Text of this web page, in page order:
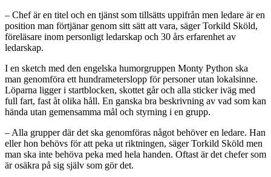
– Chef är en titel och en tjänst som tillsätts uppifrån men ledare är en
position man förtjänar genom sitt sätt att vara, säger Torkild Sköld,
föreläsare inom personligt ledarskap och 30 års erfarenhet av
ledarskap.
I en sketch med den engelska humorgruppen Monty Python ska
man genomföra ett hundrameterslopp för personer utan lokalsinne.
Löparna ligger i startblocken, skottet går och alla sticker iväg med
full fart, fast åt olika håll. En ganska bra beskrivning av vad som kan
hända utan gemensamma mål och styrning i en grupp.
– Alla grupper där det ska genomföras något behöver en ledare. Han
eller hon behövs för att peka ut riktningen, säger Torkild Sköld men
man ska inte behöva peka med hela handen. Oftast är det chefer som
är osäkra på sig själv som gör det.